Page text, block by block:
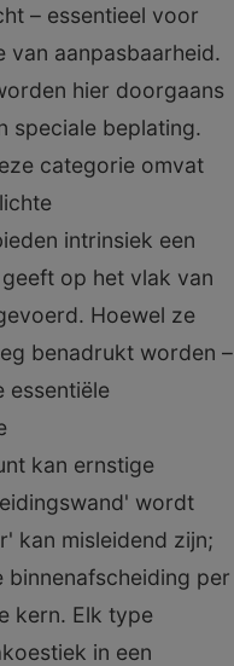
– essentieel voor
van aanpasbaarheid.
hier doorgaans
speciale beplating.
categorie omvat
intrinsiek een
op het vlak van
Hoewel ze
benadrukt worden –
essentiële
kan ernstige
wordt
kan misleidend zijn;
per
kern. Elk type
in een